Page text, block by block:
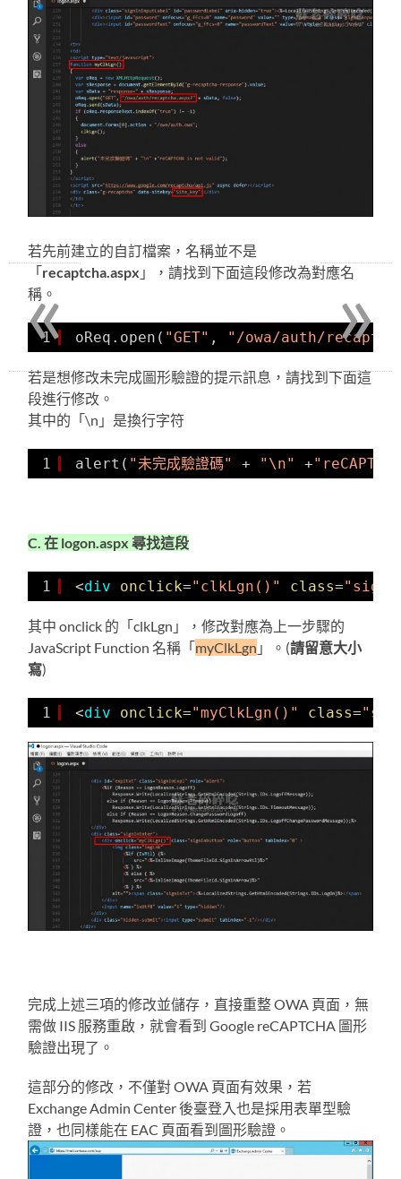
若先前建立的自訂檔案，名稱並不是
「recaptcha.aspx 」，請找到下面這段修改為對應名
稱。
1 oReq.open( "GET" , "/owa/auth/
若是想修改未完成圖形驗證的提示訊息，請找到下面這
段進行修改。
其中的「\n」是換行字符
1 alert( "未完成驗證碼" + "\n" +
C. 在 logon.aspx 尋找這段
1 <div onclick="clkLgn()" class=
其中 onclick 的「clkLgn」，修改對應為上一步驟的
JavaScript Function 名稱「myClkLgn 」。(請留意大小
寫)
1 <div onclick="myClkLgn()" class=
完成上述三項的修改並儲存，直接重整 OWA 頁面，無
需做 IIS 服務重啟，就會看到 Google reCAPTCHA 圖形
驗證出現了。
這部分的修改，不僅對 OWA 頁面有效果，若
Exchange Admin Center 後臺登入也是採用表單型驗
證，也同樣能在 EAC 頁面看到圖形驗證。
»
«